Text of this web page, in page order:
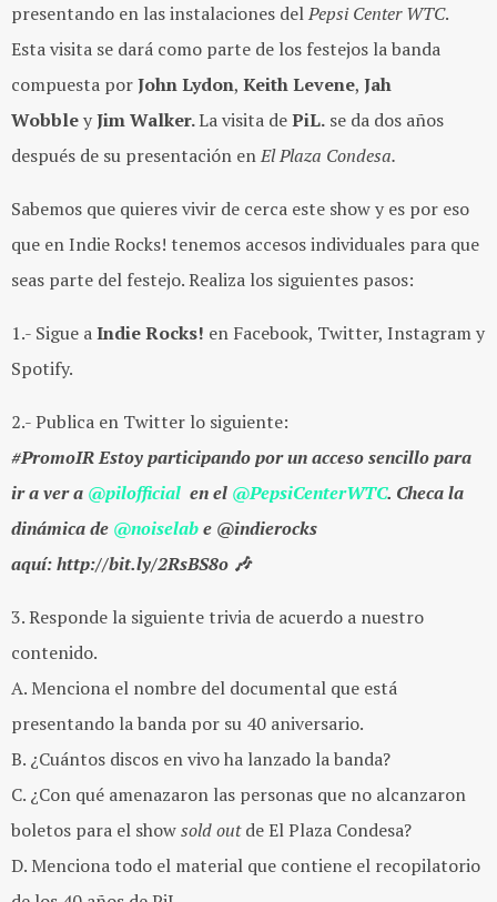
presentando en las instalaciones delPepsi Center WTC.
Esta visita se dará como parte de los festejos la banda
compuesta porJohn Lydon, Keith Levene, Jah
WobbleyJim Walker.La visita dePiL. se da dos años
después de su presentación enEl Plaza Condesa.
Sabemos que quieres vivir de cerca este show y es por eso
que en Indie Rocks! tenemos accesos individuales para que
seas parte del festejo. Realiza los siguientes pasos:
1.- Sigue aIndie Rocks! en Facebook, Twitter, Instagram y
Spotify.
2.- Publica en Twitter lo siguiente:
#PromoIR Estoy participando por un acceso sencillo para
ir a ver a @pilofficial ‏ en el @PepsiCenterWTC. Checa la
dinámica de @noiselabe @indierocks
aquí: http://bit.ly/2RsBS8o 🎶
3. Responde la siguiente trivia de acuerdo a nuestro
contenido.
A. Menciona el nombre del documental que está
presentando la banda por su 40 aniversario.
B. ¿Cuántos discos en vivo ha lanzado la banda?
C. ¿Con qué amenazaron las personas que no alcanzaron
boletos para el showsold outde El Plaza Condesa?
D. Menciona todo el material que contiene el recopilatorio